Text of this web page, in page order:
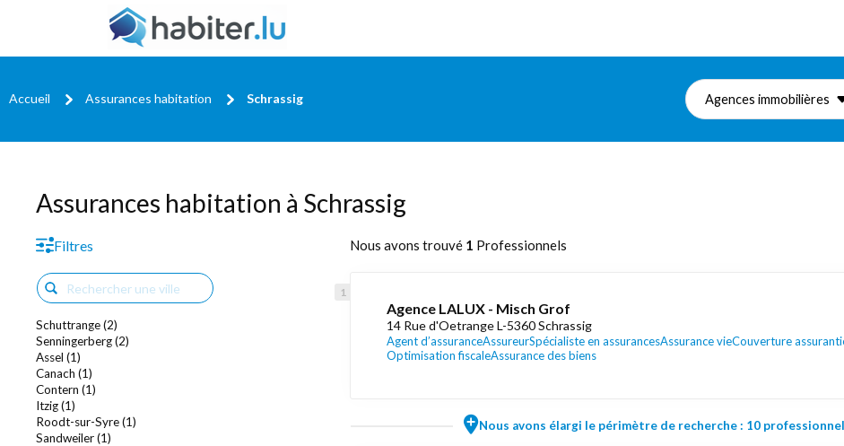
Accueil Assurances habitation Schrassig Agences immobilières
Assurances habitation à Schrassig
Filtres
Schuttrange (2)
Senningerberg (2)
Assel (1)
Canach (1)
Contern (1)
Itzig (1)
Roodt-sur-Syre (1)
Sandweiler (1)
Nous avons trouvé 1 Professionnels
Agence LALUX - Misch Grof
14 Rue d'Oetrange L-5360 Schrassig
Agent d’assuranceAssureurSpécialiste en assurancesAssurance vieCouverture
Optimisation fiscaleAssurance des biens
Nous avons élargi le périmètre de recherche : 10